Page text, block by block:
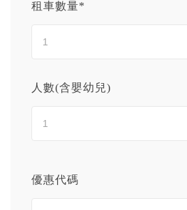
租車數量*
人數(含嬰幼兒)
優惠代碼